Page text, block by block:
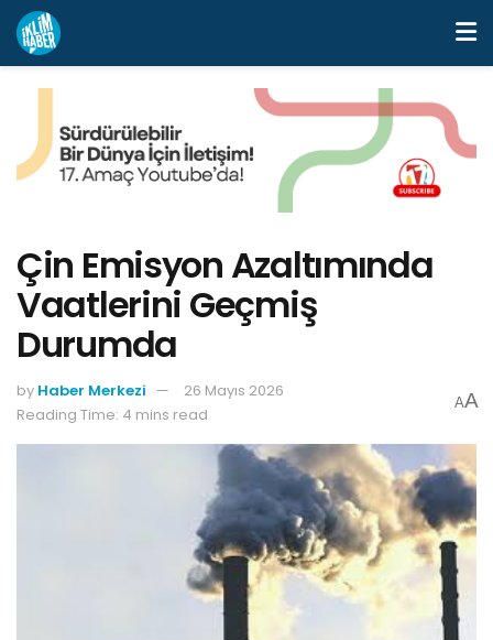
Çin Emisyon Azaltımında
Vaatlerini Geçmiş
Durumda
by Haber Merkezi
26 Mayıs 2026
Reading Time: 4 mins read
AA